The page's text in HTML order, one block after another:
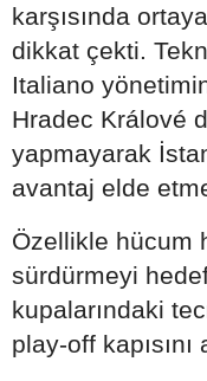
karşısında
dikkat çekti.
Italiano
Hradec Králové
yapmayarak
avantaj elde
Özellikle hücum
sürdürmeyi
kupalarındaki
play-off kapısını